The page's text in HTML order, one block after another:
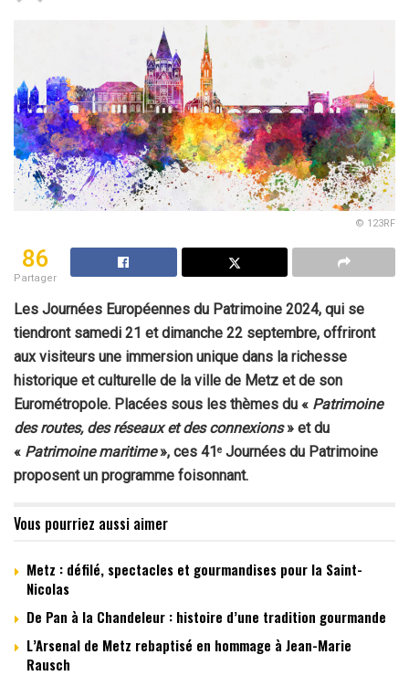
© 123RF
86
Partager
Les Journées Européennes du Patrimoine 2024, qui se
tiendront samedi 21 et dimanche 22 septembre, offriront
aux visiteurs une immersion unique dans la richesse
historique et culturelle de la ville de Metz et de son
Eurométropole. Placées sous les thèmes du « Patrimoine
des routes, des réseaux et des connexions» et du
« Patrimoine maritime», ces 41 e Journées du Patrimoine
proposent un programme foisonnant.
Vous pourriez aussi aimer
Metz : défilé, spectacles et gourmandises pour la Saint-
Nicolas
De Pan à la Chandeleur : histoire d’une tradition gourmande
L’Arsenal de Metz rebaptisé en hommage à Jean-Marie
Rausch